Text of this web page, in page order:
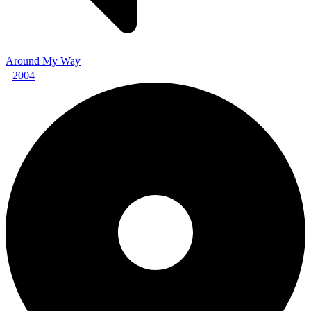
Around My Way
2004